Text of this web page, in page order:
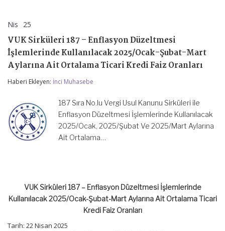
Nis 25
187
–
Düzeltmesi
Kullanılacak
Şubat-
Mart
Aylarına
Ait
Ortalama
VUK Sirküleri 187 – Enflasyon Düzeltmesi
İşlemlerinde Kullanılacak 2025/Ocak-Şubat-Mart
Aylarına Ait Ortalama Ticari Kredi Faiz Oranları
Haberi Ekleyen: İnci Muhasebe
187 Sıra No.lu Vergi Usul Kanunu Sirküleri ile
Enflasyon Düzeltmesi İşlemlerinde Kullanılacak
2025/Ocak, 2025/Şubat Ve 2025/Mart Aylarına
Ait Ortalama…
VUK Sirküleri 187 – Enflasyon Düzeltmesi İşlemlerinde
Kullanılacak 2025/Ocak-Şubat-Mart Aylarına Ait Ortalama Ticari
Kredi Faiz Oranları
Tarih: 22 Nisan 2025